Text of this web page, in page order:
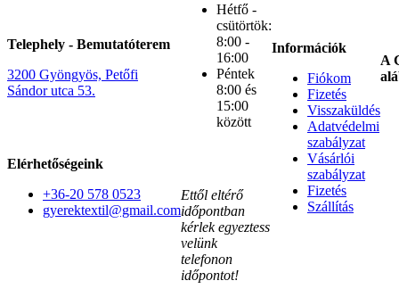
Telephely - Bemutatóterem
3200 Gyöngyös, Petőfi
Sándor utca 53.
Elérhetőségeink
+36-20 578 0523
gyerektextil@gmail.com
Hétfő -
csütörtök:
8:00 -
16:00
Péntek
8:00 és
15:00
között
Ettől eltérő
időpontban
kérlek egyeztess
velünk
telefonon
időpontot!
Információk
Fiókom
Fizetés
Visszaküldés
Adatvédelmi
szabályzat
Vásárlói
szabályzat
Fizetés
Szállítás
A